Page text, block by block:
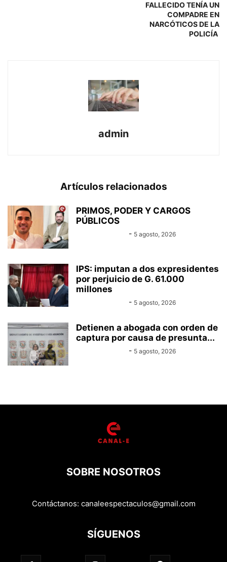
FALLECIDO TENÍA UN
COMPADRE EN
NARCÓTICOS DE LA
POLICÍA
admin
Artículos relacionados
PRIMOS, PODER Y CARGOS
PÚBLICOS
- 5 agosto, 2026
IPS: imputan a dos expresidentes
por perjuicio de G. 61.000
millones
- 5 agosto, 2026
Detienen a abogada con orden de
captura por causa de presunta...
- 5 agosto, 2026
SOBRE NOSOTROS
Contáctanos: canaleespectaculos@gmail.com
SÍGUENOS